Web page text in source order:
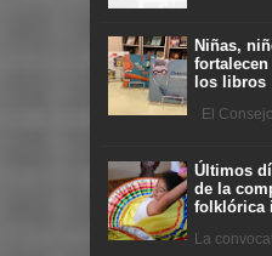
Niñas,
los libros
El
Últimos
de la
folklórica
La